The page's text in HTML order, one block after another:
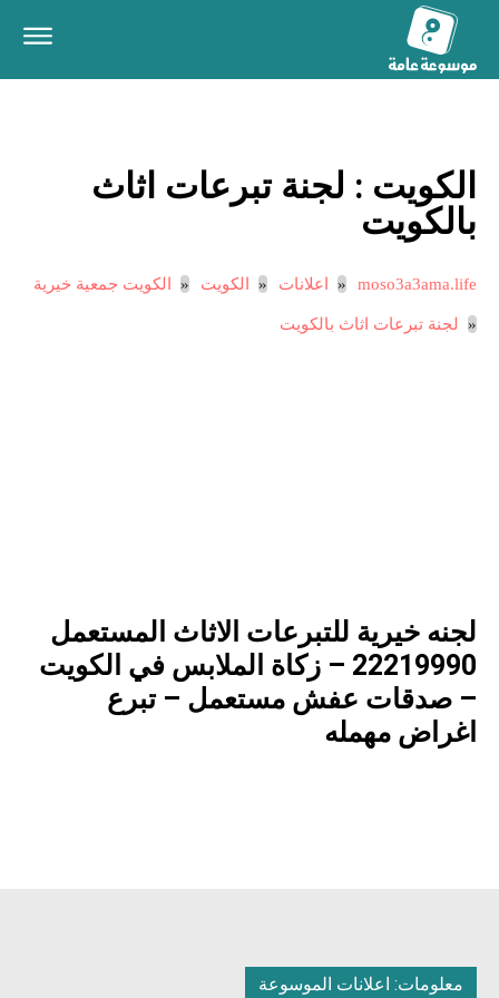
الكويت : لجنة تبرعات اثاث
بالكويت
moso3a3ama.life اعلانات الكويت الكويت جمعية خيرية
لجنة تبرعات اثاث بالكويت
لجنه خيرية للتبرعات الاثاث المستعمل
22219990 – زكاة الملابس في الكويت
– صدقات عفش مستعمل – تبرع
اغراض مهمله
معلومات: اعلانات الموسوعة